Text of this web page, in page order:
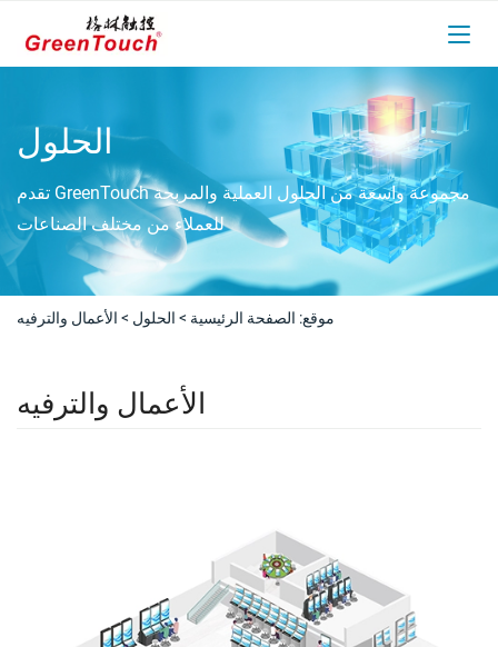
الحلول
تقدم GreenTouch مجموعة واسعة من الحلول العملية والمربحة
للعملاء من مختلف الصناعات
موقع: الصفحة الرئيسية > الحلول > الأعمال والترفيه
الأعمال والترفيه